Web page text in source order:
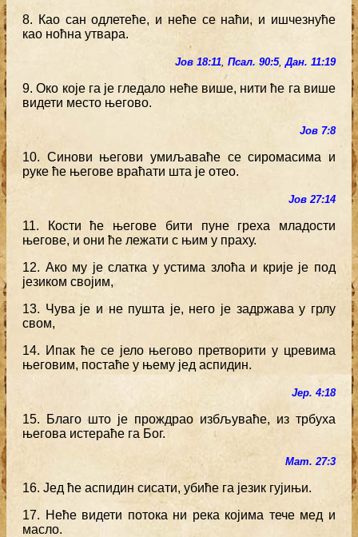
8. Као сан одлетеће, и неће се наћи, и ишчезнуће
као ноћна утвара.
Јов 18:11, Псал. 90:5,Дан. 11:19
9. Око које га је гледало неће више, нити ће га више
видети место његово.
Јов 7:8
10. Синови његови умиљаваће се сиромасима и
руке ће његове враћати шта је отео.
Јов 27:14
11. Кости ће његове бити пуне греха младости
његове, и они ће лежати с њим у праху.
12. Ако му је слатка у устима злоћа и крије је под
језиком својим,
13. Чува је и не пушта је, него је задржава у грлу
свом,
14. Ипак ће се јело његово претворити у цревима
његовим, постаће у њему јед аспидин.
Јер. 4:18
15. Благо што је прождрао избљуваће, из трбуха
његова истераће га Бог.
Мат. 27:3
16. Јед ће аспидин сисати, убиће га језик гујињи.
17. Неће видети потока ни река којима тече мед и
масло.